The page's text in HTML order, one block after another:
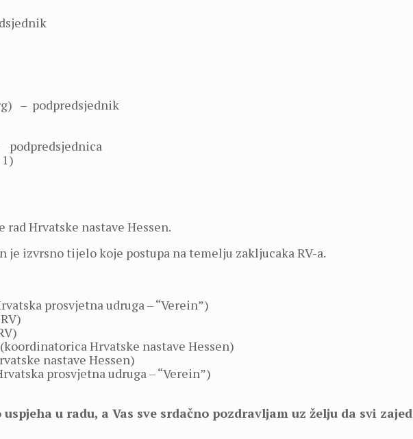
– podpredsjednik
podpredsjednica
Hrvatske nastave Hessen.
je izvrsno tijelo koje postupa na temelju zakljucaka RV-a.
prosvjetna udruga – “Verein”)
Hrvatske nastave Hessen)
nastave Hessen)
prosvjetna udruga – “Verein”)
u radu, a Vas sve srdačno pozdravljam uz želju da svi